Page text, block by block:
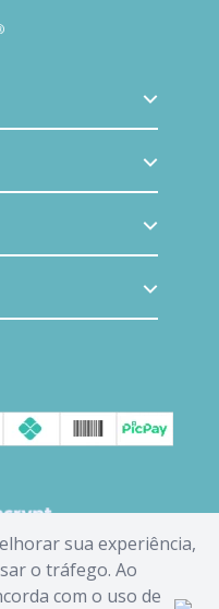
sua experiência,
o tráfego. Ao
com o uso de